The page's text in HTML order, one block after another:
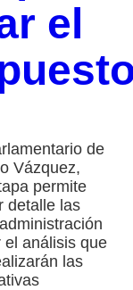
el
de
Vázquez,
permite
detalle las
el análisis que
las